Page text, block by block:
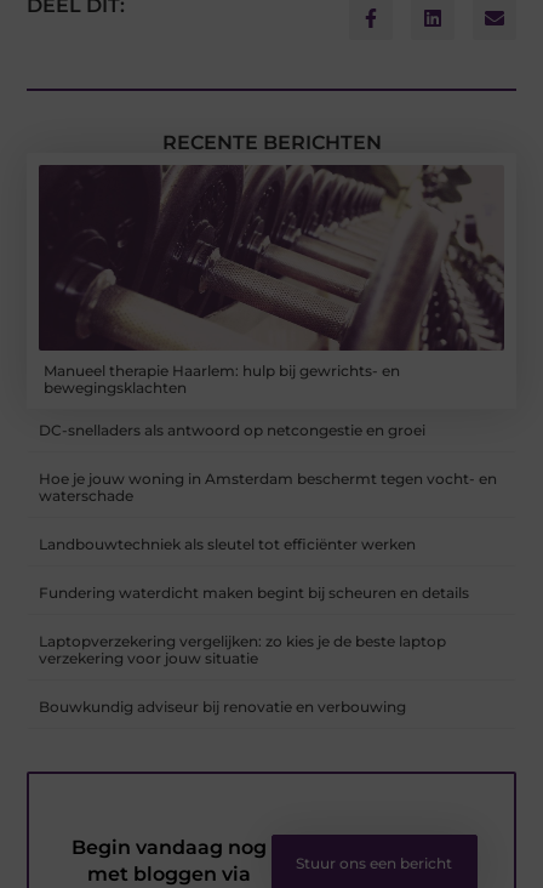
DEEL DIT:
RECENTE BERICHTEN
Manueel therapie Haarlem: hulp bij gewrichts- en
bewegingsklachten
DC-snelladers als antwoord op netcongestie en groei
Hoe je jouw woning in Amsterdam beschermt tegen vocht- en
waterschade
Landbouwtechniek als sleutel tot efficiënter werken
Fundering waterdicht maken begint bij scheuren en details
Laptopverzekering vergelijken: zo kies je de beste laptop
verzekering voor jouw situatie
Bouwkundig adviseur bij renovatie en verbouwing
Begin vandaag nog
met bloggen via
Stuur ons een bericht